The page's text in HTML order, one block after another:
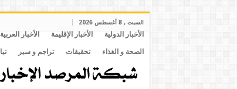
السبت , 8 أغسطس 2026
الأخبار الدولية الأخبار الإقليمة الأخبار العربية
الصحة و الغذاء تحقيقات تراجم و سير